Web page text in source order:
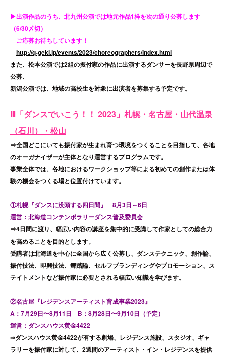
▶出演作品のうち、北九州公演では地元作品1枠を次の通り公募します
（6/30〆切）
ご応募お待ちしています！
http://q-geki.jp/events/2023/choreographers/index.html
また、松本公演では2組の振付家の作品に出演するダンサーを長野県周辺で
公募、
新潟公演では、地域の高校生を対象に出演者を募集する予定です。
Ⅲ「ダンスでいこう！！ 2023」札幌・名古屋・山代温泉
（石川）・松山
⇒全国どこにいても振付家が生まれ育つ環境をつくることを目指して、各地
のオーガナイザーが主体となり運営するプログラムです。
事業全体では、各地におけるワークショップ等による初めての創作または体
験の機会をつくる場と位置付けています。
①札幌『ダンスに没頭する四日間』 8月3日～6日
運営：北海道コンテンポラリーダンス普及委員会
⇒4日間に渡り、幅広い内容の講座を集中的に受講して作家としての総合力
を高めることを目的とします。
受講者は北海道を中心に全国から広く公募し、ダンステクニック、創作論、
振付技法、即興技法、舞踏論、セルフブランディングやプロモーション、ス
テイトメントなど振付家に必要とされる幅広い知識を学びます。
②名古屋『レジデンスアーティスト育成事業2023』
A：7月29日〜8月11日 B：8月28日〜9月10日（予定）
運営：ダンスハウス黄金4422
⇒ダンスハウス黄金4422が有する劇場、レジデンス施設、スタジオ、ギャ
ラリーを振付家に対して、2週間のアーティスト・イン・レジデンスを提供